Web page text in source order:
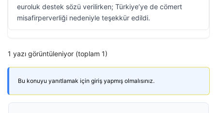
euroluk destek sözü verilirken; Türkiye’ye de cömert
misafirperverliği nedeniyle teşekkür edildi.
1 yazı görüntüleniyor (toplam 1)
Bu konuyu yanıtlamak için giriş yapmış olmalısınız.